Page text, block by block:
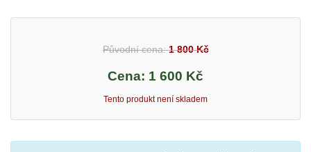
Původní cena: 1 800 Kč
Cena: 1 600 Kč
Tento produkt není skladem